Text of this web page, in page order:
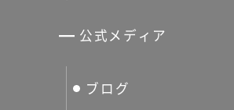
分館スケジュール
せたおん
せたがやアーツカード
友の会
公式メディア
ブログ